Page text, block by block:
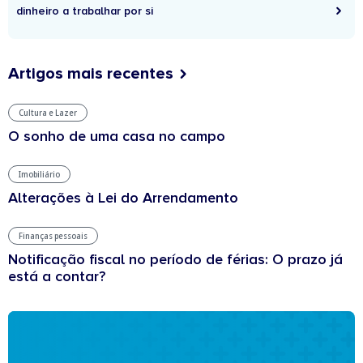
dinheiro a trabalhar por si
Artigos mais recentes
Cultura e Lazer
O sonho de uma casa no campo
Imobiliário
Alterações à Lei do Arrendamento
Finanças pessoais
Notificação fiscal no período de férias: O prazo já
está a contar?